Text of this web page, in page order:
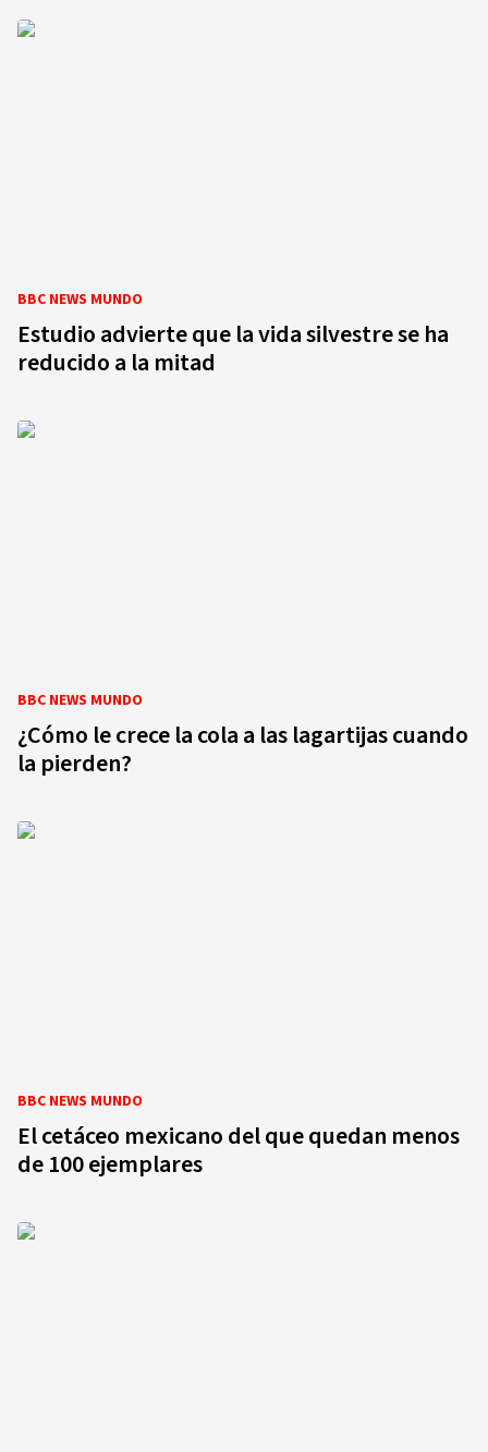
BBC NEWS MUNDO
Estudio advierte que la vida silvestre se ha
reducido a la mitad
BBC NEWS MUNDO
¿Cómo le crece la cola a las lagartijas cuando
la pierden?
BBC NEWS MUNDO
El cetáceo mexicano del que quedan menos
de 100 ejemplares